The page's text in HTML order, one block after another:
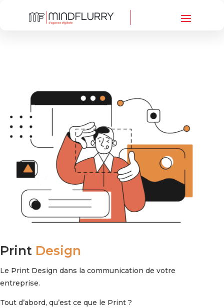
Print Design
Le Print Design dans la communication de votre
entreprise.
Tout d’abord, qu’est ce que le Print ?